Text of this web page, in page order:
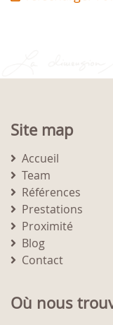
Site map
Accueil
Team
Références
Prestations
Proximité
Blog
Contact
Où nous